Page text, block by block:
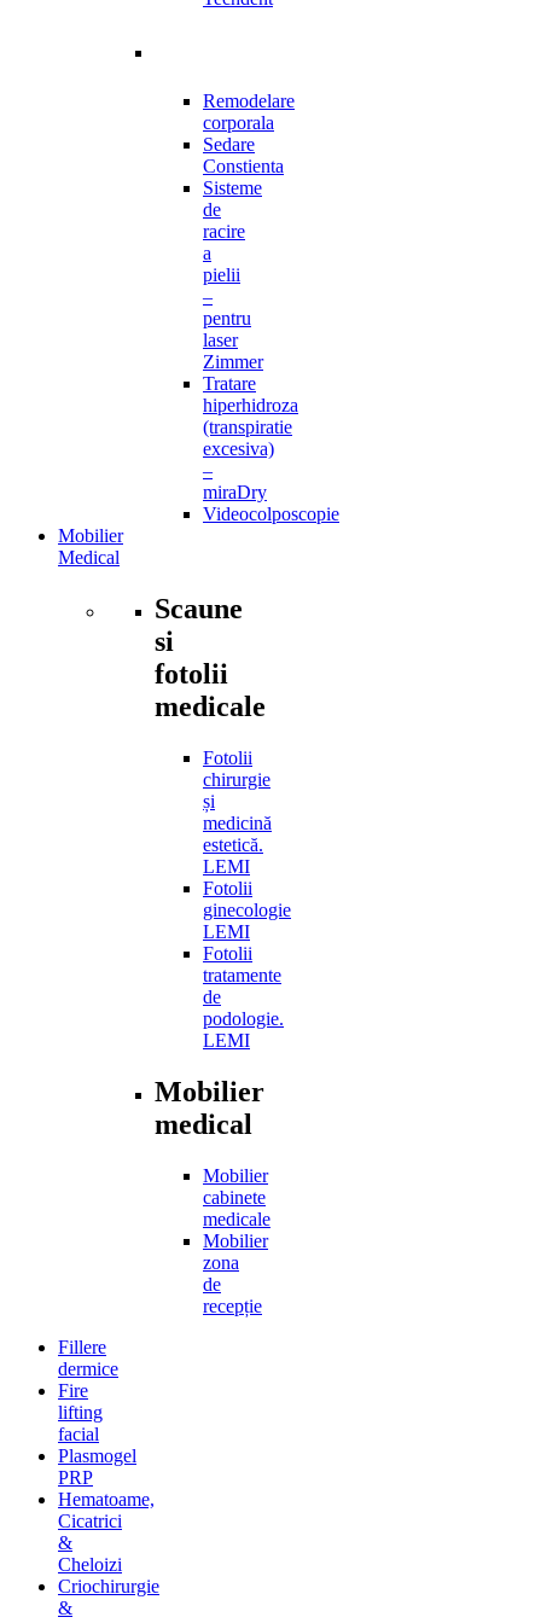
Remodelare
corporala
Sedare
Constienta
Sisteme
de
racire
a
pielii
–
pentru
laser
Zimmer
Tratare
hiperhidroza
(transpiratie
excesiva)
–
miraDry
Videocolposcopie
Mobilier
Medical
Scaune
si
fotolii
medicale
Fotolii
chirurgie
și
medicină
estetică.
LEMI
Fotolii
ginecologie
LEMI
Fotolii
tratamente
de
podologie.
LEMI
Mobilier
medical
Mobilier
cabinete
medicale
Mobilier
zona
de
recepție
Fillere
dermice
Fire
lifting
facial
Plasmogel
PRP
Hematoame,
Cicatrici
&
Cheloizi
Criochirurgie
&